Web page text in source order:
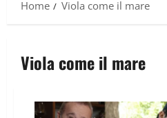
Home Viola come il mare
Viola come il mare